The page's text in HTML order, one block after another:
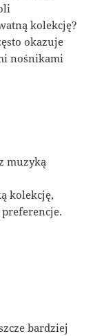
kolekcję?
okazuje
nośnikami
muzyką
kolekcję,
bardziej